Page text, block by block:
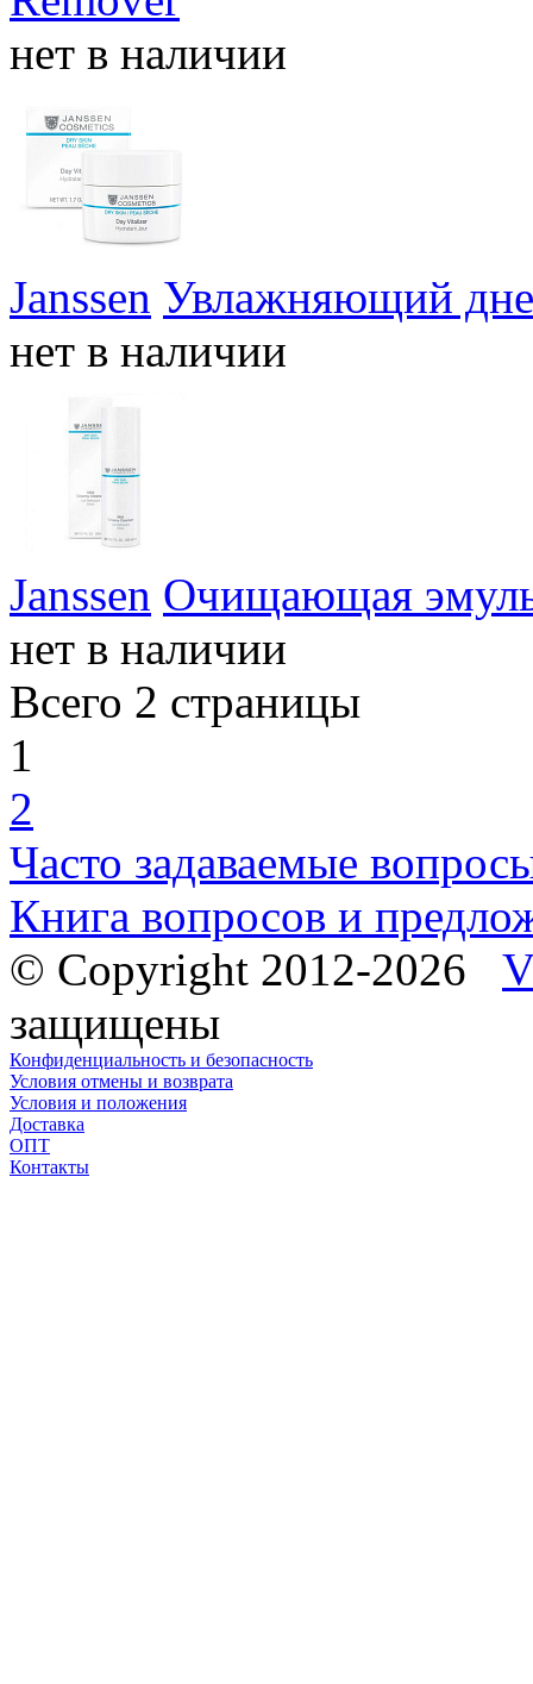
нет в наличии
Janssen Увлажняющий
нет в наличии
Janssen Очищающая
нет в наличии
Всего 2 страницы
1
2
Часто задаваемые
Книга вопросов и
© Copyright 2012-2026
защищены
Конфиденциальность и безопасность
Условия отмены и возврата
Условия и положения
Доставка
ОПТ
Контакты